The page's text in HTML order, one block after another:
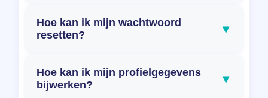
Hoe kan ik mijn wachtwoord
resetten?
▾
Hoe kan ik mijn profielgegevens
bijwerken?
▾